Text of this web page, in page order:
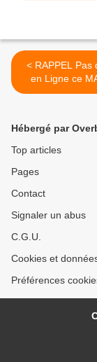
< RAPPEL Pas de Danse
en Ligne ce
Hébergé par
Top articles
Pages
Contact
Signaler un abus
C.G.U.
Cookies et
Préférences